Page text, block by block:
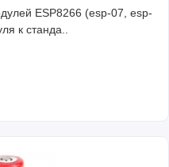
ESP8266 (esp-07, esp-
к станда..